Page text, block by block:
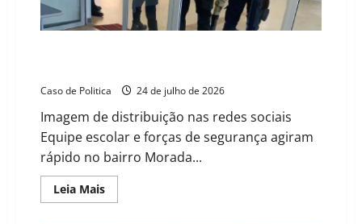
Brasil
Caso de Politica 24 de julho de 2026
Imagem de distribuição nas redes sociais
Equipe escolar e forças de segurança agiram
rápido no bairro Morada...
Leia MaisRead
more